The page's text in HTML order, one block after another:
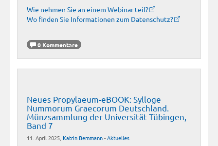
Wie nehmen Sie an einem Webinar teil?
Wo finden Sie Informationen zum Datenschutz?
0 Kommentare
Neues Propylaeum-eBOOK: Sylloge
Nummorum Graecorum Deutschland.
Münzsammlung der Universität Tübingen,
Band 7
11. April 2025, Katrin Bemmann-Aktuelles